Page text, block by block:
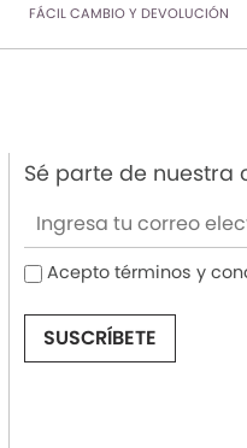
FÁCIL CAMBIO Y DEVOLUCIÓN
Sé parte de nuestra
Acepto términos y